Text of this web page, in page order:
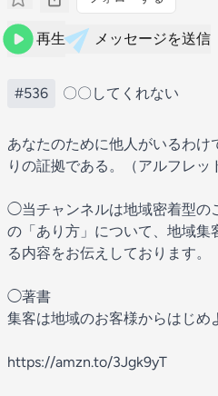
再生 メッセージを送信
#536 〇〇してくれない
あなたのために他人がいるわ
りの証拠である。（アルフレッ
◯当チャンネルは地域密着型の
の「あり方」について、地域
る内容をお伝えしております。
◯著書
集客は地域のお客様からはじめ
https://amzn.to/3Jgk9yT